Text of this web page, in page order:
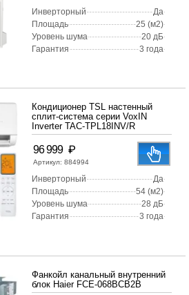
Инверторный
Да
Площадь
25 (м2)
Уровень шума
20 дБ
Гарантия
3 года
Кондиционер TSL настенный
сплит-система серии VoxIN
Inverter TAC-TPL18INV/R
96 999 ₽
Артикул: 884994
Инверторный
Да
Площадь
54 (м2)
Уровень шума
28 дБ
Гарантия
3 года
Фанкойл канальный внутренний
блок Haier FCE-068BCB2B